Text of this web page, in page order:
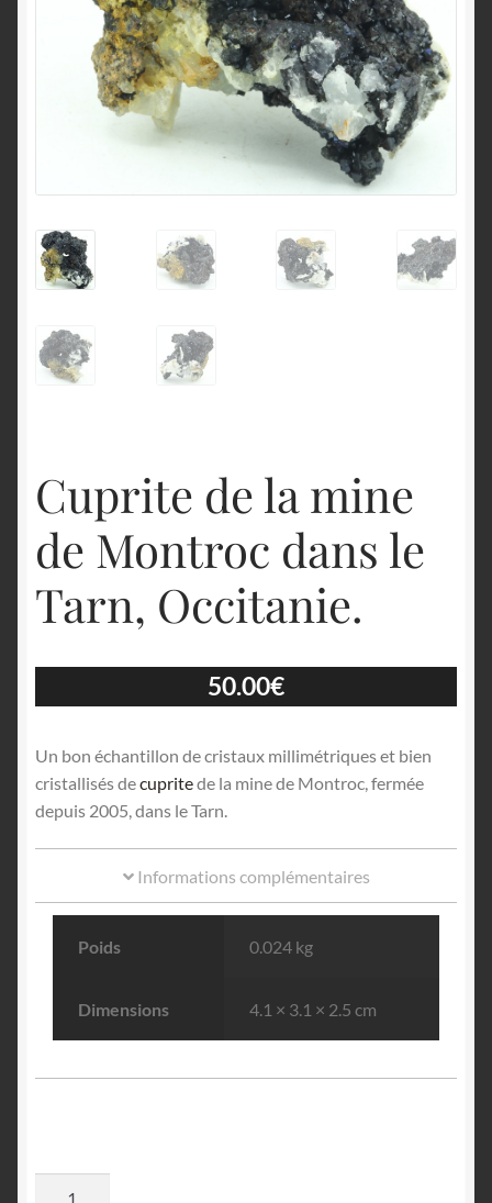
Cuprite de la mine
de Montroc dans le
Tarn, Occitanie.
50.00€
Un bon échantillon de cristaux millimétriques et bien
cristallisés decupritede la mine de Montroc, fermée
depuis 2005, dans le Tarn.
Informations complémentaires
Poids 0.024 kg
Dimensions 4.1 × 3.1 × 2.5 cm